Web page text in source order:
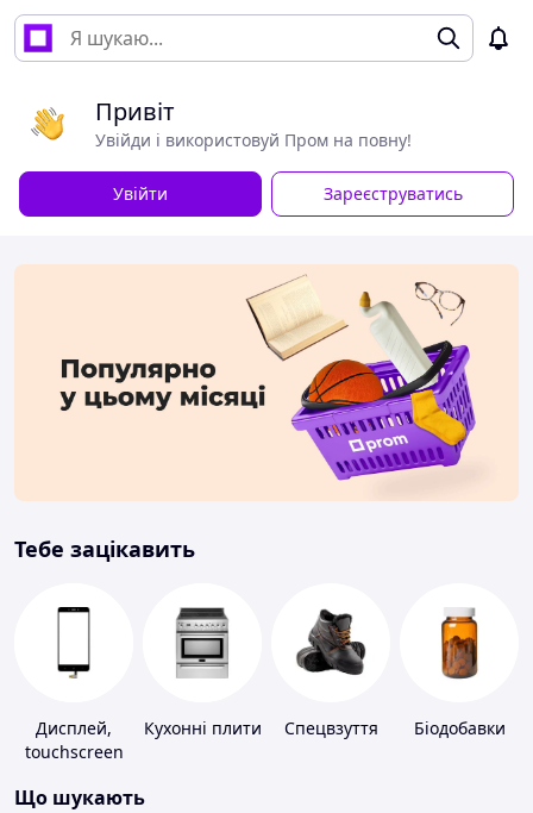
Привіт
Увійди і використовуй Пром на повну!
Увійти Зареєструватись
Тебе зацікавить
Дисплей,
touchscreen
Кухонні плити Спецвзуття Біодобавки
Що шукають